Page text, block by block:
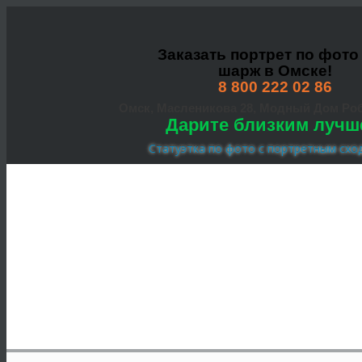
Заказать портрет по
шарж в Омске!
8 800 222 02 86
Дарите близким
Статуэтка по фото с портретным